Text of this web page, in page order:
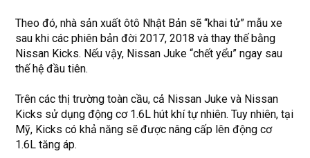
Theo đó, nhà sản xuất ôtô Nhật Bản sẽ “khai tử” mẫu xe
sau khi các phiên bản đời 2017, 2018 và thay thế bằng
Nissan Kicks. Nếu vậy, Nissan Juke “chết yểu” ngay sau
thế hệ đầu tiên.
Trên các thị trường toàn cầu, cả Nissan Juke và Nissan
Kicks sử dụng động cơ 1.6L hút khí tự nhiên. Tuy nhiên, tại
Mỹ, Kicks có khả năng sẽ được nâng cấp lên động cơ
1.6L tăng áp.